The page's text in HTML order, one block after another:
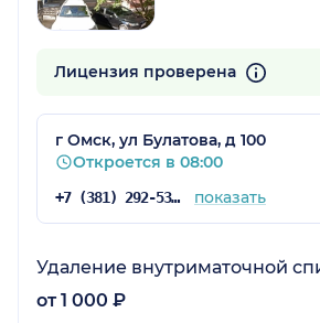
Лицензия проверена
г Омск, ул Булатова, д 100
Откроется в 08:00
+7 (381) 292-53-33 показать
Удаление внутриматочной
от 1 000 ₽